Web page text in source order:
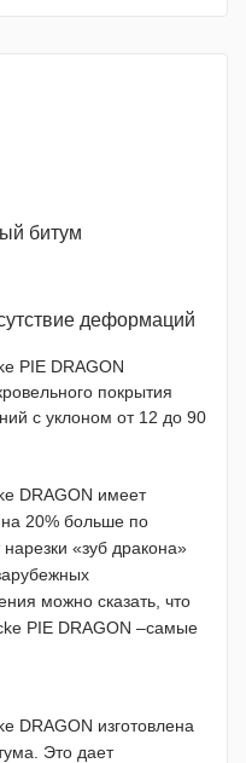
битум
деформаций
PIE DRAGON
покрытия
с уклоном от 12 до 90
DRAGON имеет
20% больше по
«зуб дракона»
можно сказать, что
PIE DRAGON –самые
DRAGON изготовлена
Это дает